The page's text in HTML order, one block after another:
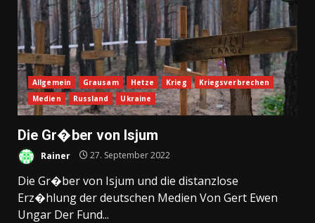
Allgemein Grausam Hetze Krieg
Kriegsverbrechen
Medien
Russland Ukraine
Die Gr�ber von Isjum
Rainer 27. September 2022
Die Gr�ber von Isjum und die distanzlose
Erz�hlung der deutschen Medien Von Gert Ewen
Ungar Der Fund...